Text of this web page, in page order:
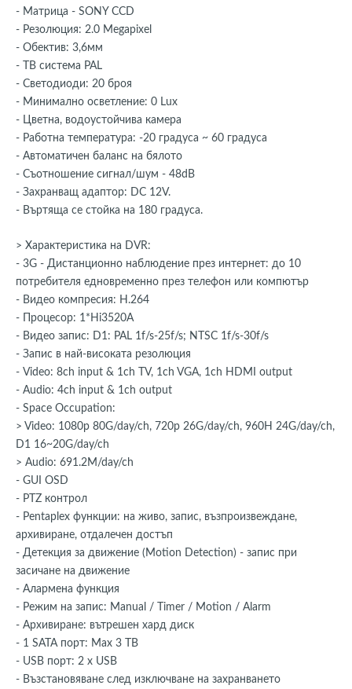
- Mатрица - SONY CCD
- Резолюция: 2.0 Megapixel
- Обектив: 3,6мм
- ТВ система PAL
- Светодиоди: 20 броя
- Минимално осветление: 0 Lux
- Цветна, водоустойчива камера
- Работна температура: -20 градуса ~ 60 градуса
- Автоматичен баланс на бялото
- Съотношение сигнал/шум - 48dB
- Захранващ адаптор: DC 12V.
- Въртяща се стойка на 180 градуса.
> Характеристика на DVR:
- 3G - Дистанционно наблюдение през интернет: до 10
потребителя едновременно през телефон или компютър
- Видео компресия: Н.264
- Процесор: 1*Hi3520А
- Видео запис: D1: PAL 1f/s-25f/s; NTSC 1f/s-30f/s
- Запис в най-високата резолюция
- Video: 8ch input & 1ch TV, 1ch VGA, 1ch HDMI output
- Audio: 4ch input & 1ch output
- Space Occupation:
> Video: 1080p 80G/day/ch, 720p 26G/day/ch, 960H 24G/day/ch,
D1 16~20G/day/ch
> Audio: 691.2M/day/ch
- GUI OSD
- PTZ контрол
- Pentaplex функции: на живо, запис, възпроизвеждане,
архивиране, отдалечен достъп
- Детекция за движение (Motion Detection) - запис при
засичане на движение
- Алармена функция
- Режим на запис: Manual / Timer / Motion / Alarm
- Архивиране: вътрешен хард диск
- 1 SATA порт: Max 3 TB
- USB порт: 2 х USB
- Възстановяване след изключване на захранването